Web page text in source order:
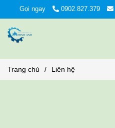
Gọi ngay 0902.827.379
Trang chủ / Liên hệ